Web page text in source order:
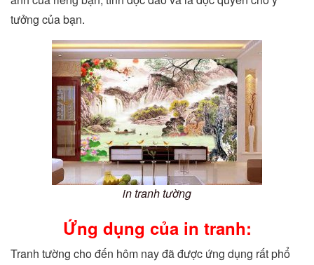
tưởng của bạn.
in tranh tường
Ứng dụng của in tranh:
Tranh tường cho đến hôm nay đã được ứng dụng rất phổ